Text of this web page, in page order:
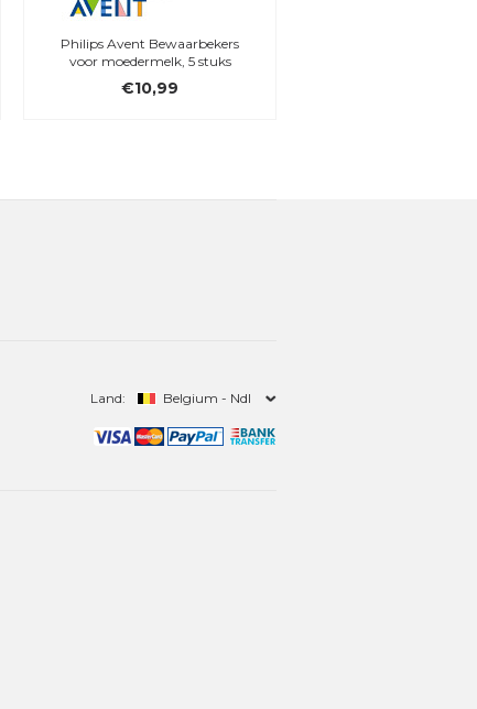
Philips Avent Bewaarbekers
voor moedermelk, 5 stuks
€10,99
Land: Belgium - Ndl